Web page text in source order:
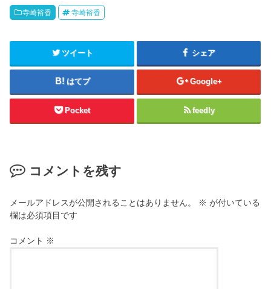
寺崎裕香 寺崎裕香
ツイート シェア
はてブ Google+
Pocket feedly
コメントを残す
メールアドレスが公開されることはありません。 ※ が付いている
欄は必須項目です
コメント ※